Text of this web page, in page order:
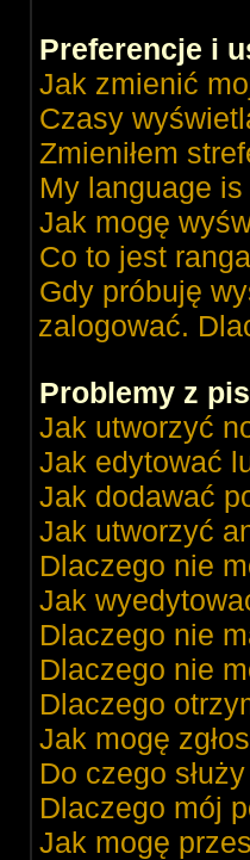
Preferencje i
Jak zmienić
Czasy
Zmieniłem
My language
Jak mogę
Co to jest
Gdy próbuję
zalogować.
Problemy z
Jak utworzyć
Jak edytować
Jak dodawać
Jak utworzyć
Dlaczego nie
Jak
Dlaczego nie
Dlaczego nie
Dlaczego
Jak mogę
Do czego
Dlaczego mój
Jak mogę